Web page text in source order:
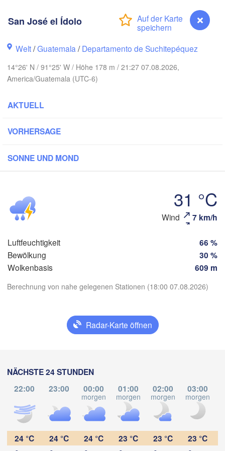
San José el Ídolo
Welt/Guatemala /Departamento de Suchitepéquez
14°26' N / 91°25' W / Höhe 178 m / 21:27 07.08.2026,
America/Guatemala (UTC-6)
AKTUELL
VORHERSAGE
SONNE UND MOND
31 °C
Wind 7 km/h
Luftfeuchtigkeit 66 %
Bewölkung 30 %
Wolkenbasis 609 m
Berechnung von nahe gelegenen Stationen (18:00 07.08.2026)
Radar-Karte öffnen
NÄCHSTE 24 STUNDEN
22:00
23:00 00:00
morgen
01:00
morgen
02:00
morgen
03:00
morgen
24 °C 24 °C 24 °C 23 °C 23 °C 23 °C
2 m über dem Boden
Mi
05. Aug
Do
06. Aug 07. Aug
Sa
08. Aug
So
09. Aug
Mo Di
11. Aug
00:00 01 :00 02 :00 03 :00 04 :00 05 :00 06
Tuxtla Gutiérrez
Coatzacoalcos
San Pedro Sula